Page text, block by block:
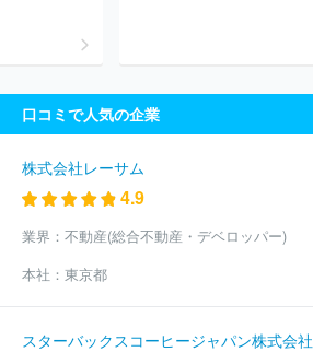
口コミで人気の企業
株式会社レーサム
4.9
業界： 不動産(総合不動産・デベロッパー)
本社： 東京都
スターバックスコーヒージャパン株式会社